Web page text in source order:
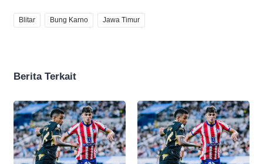
Blitar Bung Karno Jawa Timur
Berita Terkait